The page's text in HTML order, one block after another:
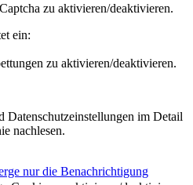
zu aktivieren/deaktivieren.
ein:
zu aktivieren/deaktivieren.
Datenschutzeinstellungen im Detail
nachlesen.
nur die Benachrichtigung